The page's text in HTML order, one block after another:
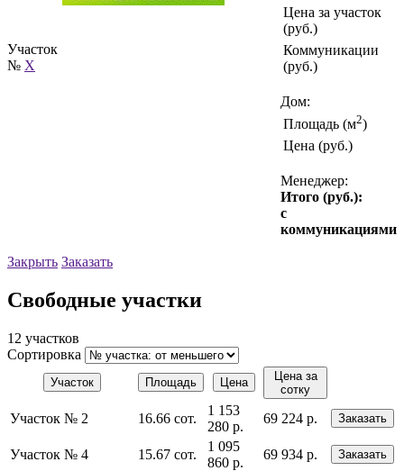
Участок
№ X
Цена за участок
(руб.)
Коммуникации
(руб.)
Дом:
Площадь (м2)
Цена (руб.)
Менеджер:
Итого (руб.):
с
коммуникациями
Закрыть Заказать
Свободные участки
12 участков
Сортировка
Участок Площадь Цена
Цена за
сотку
Участок № 2 16.66 сот.
1 153
280 р.
69 224 р. Заказать
Участок № 4 15.67 сот.
1 095
860 р.
69 934 р. Заказать